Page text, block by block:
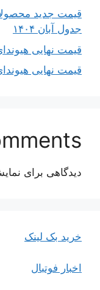
قیمت جدید
جدول آبان ۱۴۰۴
قیمت نهایی هیوندای
قیمت نهایی هیوندای
دیدگاهی برای
خرید بک لینک
اخبار فوتبال